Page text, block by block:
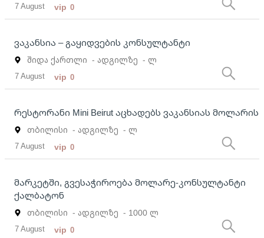
7 August vip 0
ვაკანსია – გაყიდვების კონსულტანტი
შიდა ქართლი - ადგილზე - ლ
7 August vip 0
რესტორანი Mini Beirut აცხადებს ვაკანსიას მოლარის
თბილისი - ადგილზე - ლ
7 August vip 0
მარკეტში, გვესაჭიროება მოლარე-კონსულტანტი
ქალბატონ
თბილისი - ადგილზე - 1000 ლ
7 August vip 0